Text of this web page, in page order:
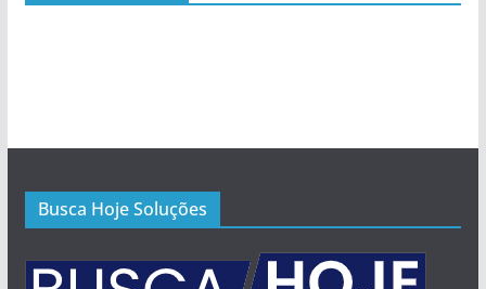
Busca Hoje Soluções